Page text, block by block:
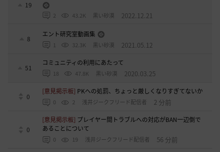
19
2 43.2K 黒い砂漠 2022.12.21
8
エント研究室動画集
1 32.3K 黒い砂漠 2021.05.12
51
コミュニティの利用にあたって
18 47.8K 黒い砂漠 2020.03.25
0
[意見掲示板] PKへの処罰、ちょっと厳しくなりすぎてないか
0 2 浅井ジークフリード配信者 2 分前
0
[意見掲示板] プレイヤー間トラブルへの対応がBAN一辺倒で
あることについて
0 19 浅井ジークフリード配信者 56 分前